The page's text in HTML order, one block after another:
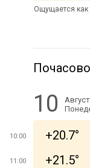
Ощущается как
10
10:00 +20.7°
11:00 +21.5°